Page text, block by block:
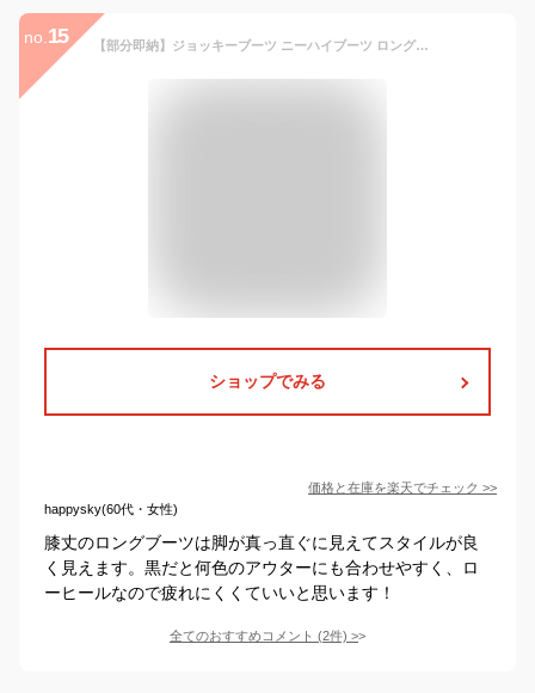
no. 15 【部分即納】ジョッキーブーツ ニーハイブーツ ロングブーツ レディース 膝丈 レディース ブーツ 靴 美脚 4CM ローヒール 太ヒール カジュアル シンプル ブーツ 痛くない ゆったり スムース 細見せ 秋冬 疲れにくい 黒 ブラック
ショップでみる
価格と在庫を楽天でチェック >>
happysky(60代・女性)
膝丈のロングブーツは脚が真っ直ぐに見えてスタイルが良
く見えます。黒だと何色のアウターにも合わせやすく、ロ
ーヒールなので疲れにくくていいと思います！
全てのおすすめコメント (2件) >